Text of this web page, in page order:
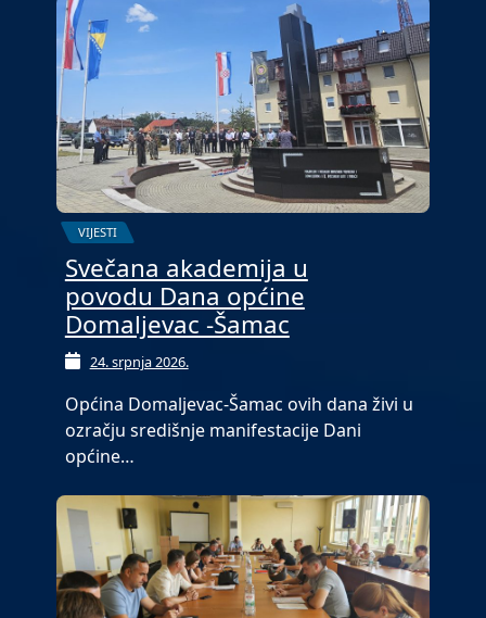
VIJESTI
Svečana akademija u
povodu Dana općine
Domaljevac -Šamac
24. srpnja 2026.
Općina Domaljevac-Šamac ovih dana živi u
ozračju središnje manifestacije Dani
općine…